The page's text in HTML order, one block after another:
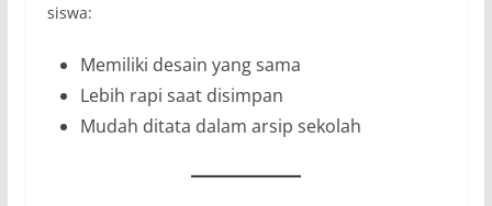
siswa:
Memiliki desain yang sama
Lebih rapi saat disimpan
Mudah ditata dalam arsip sekolah